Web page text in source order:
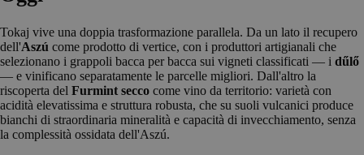
Tokaj vive una doppia trasformazione parallela. Da un lato il recupero
dell'Aszú come prodotto di vertice, con i produttori artigianali che
selezionano i grappoli bacca per bacca sui vigneti classificati — i dűlő
— e vinificano separatamente le parcelle migliori. Dall'altro la
riscoperta del Furmint secco come vino da territorio: varietà con
acidità elevatissima e struttura robusta, che su suoli vulcanici produce
bianchi di straordinaria mineralità e capacità di invecchiamento, senza
la complessità ossidata dell'Aszú.